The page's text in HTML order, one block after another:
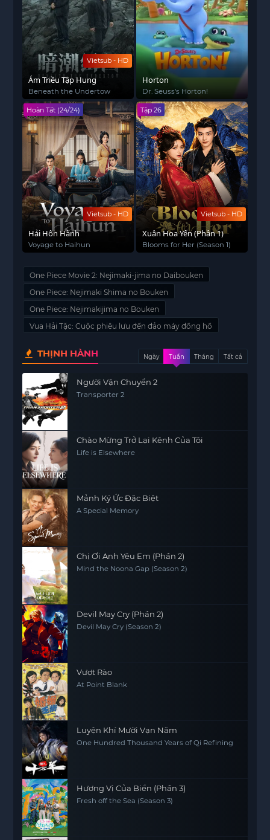
Vietsub - HD
Ám Triều Tập Hung
Beneath the Undertow
Horton
Dr. Seuss's Horton!
Vietsub - HD
Hoàn Tất (24/24)
Hải Hôn Hành
Voyage to Haihun
Vietsub - HD
Tập 26
Xuân Hoa Yến (Phần 1)
Blooms for Her (Season 1)
One Piece Movie 2: Nejimaki-jima no Daibouken
One Piece: Nejimaki Shima no Bouken
One Piece: Nejimakijima no Bouken
Vua Hải Tặc: Cuộc phiêu lưu đến đảo máy đồng hồ
THỊNH HÀNH Ngày Tuần Tháng Tất cả
Người Vận Chuyển 2
Transporter 2
Chào Mừng Trở Lại Kênh Của Tôi
Life is Elsewhere
Mảnh Ký Ức Đặc Biệt
A Special Memory
Chị Ơi Anh Yêu Em (Phần 2)
Mind the Noona Gap (Season 2)
Devil May Cry (Phần 2)
Devil May Cry (Season 2)
Vượt Rào
At Point Blank
Luyện Khí Mười Vạn Năm
One Hundred Thousand Years of Qi Refining
Hương Vị Của Biển (Phần 3)
Fresh off the Sea (Season 3)